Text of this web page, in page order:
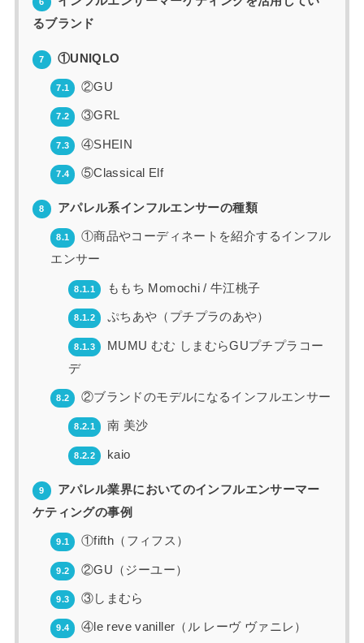
るブランド
7 ①UNIQLO
7.1 ②GU
7.2 ③GRL
7.3 ④SHEIN
7.4 ⑤Classical Elf
8 アパレル系インフルエンサーの種類
8.1
①商品やコーディネートを紹介するインフル
エンサー
8.1.1 ももち Momochi / 牛江桃子
8.1.2 ぷちあや（プチプラのあや）
8.1.3
MUMU むむ しまむらGUプチプラコー
デ
8.2 ②ブランドのモデルになるインフルエンサー
8.2.1 南 美沙
8.2.2 kaio
9
アパレル業界においてのインフルエンサーマー
ケティングの事例
9.1 ①fifth（フィフス）
9.2 ②GU（ジーユー）
9.3 ③しまむら
9.4 ④le reve vaniller（ル レーヴ ヴァニレ）